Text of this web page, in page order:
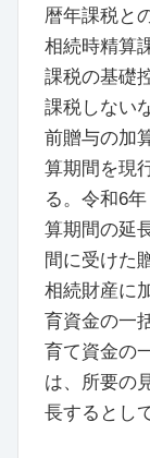
暦年課税と
相続時精算
課税の基礎
課税しない
前贈与の加
算期間を現
る。令和6
算期間の延
間に受けた
相続財産に
育資⾦の⼀
育て資⾦の
は、所要の
長するとし